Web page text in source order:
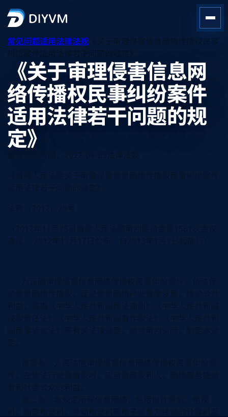
常见问题适用法律法规
《关于审理侵害信息网
络传播权民事纠纷案件
适用法律若干问题的规
定》